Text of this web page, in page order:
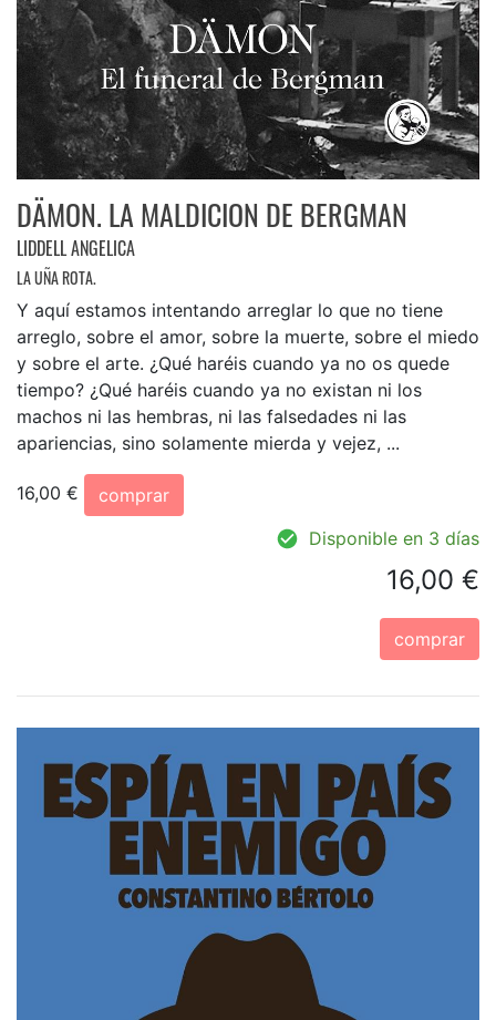
DÄMON. LA MALDICION DE BERGMAN
LIDDELL ANGELICA
LA UÑA ROTA.
Y aquí estamos intentando arreglar lo que no tiene
arreglo, sobre el amor, sobre la muerte, sobre el miedo
y sobre el arte. ¿Qué haréis cuando ya no os quede
tiempo? ¿Qué haréis cuando ya no existan ni los
machos ni las hembras, ni las falsedades ni las
apariencias, sino solamente mierda y vejez, ...
16,00 €
comprar
Disponible en 3 días
16,00 €
comprar